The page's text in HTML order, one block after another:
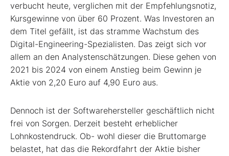
verbucht heute, verglichen mit der Empfehlungsnotiz,
Kursgewinne von über 60 Prozent. Was Investoren an
dem Titel gefällt, ist das stramme Wachstum des
Digital-Engineering-Spezialisten. Das zeigt sich vor
allem an den Analystenschätzungen. Diese gehen von
2021 bis 2024 von einem Anstieg beim Gewinn je
Aktie von 2,20 Euro auf 4,90 Euro aus.
Dennoch ist der Softwarehersteller geschäftlich nicht
frei von Sorgen. Derzeit besteht erheblicher
Lohnkostendruck. Ob- wohl dieser die Bruttomarge
belastet, hat das die Rekordfahrt der Aktie bisher